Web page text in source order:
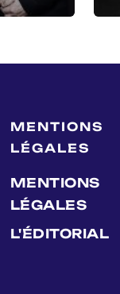
MENTIONS
LÉGALES
MENTIONS
LÉGALES
L'ÉDITORIAL